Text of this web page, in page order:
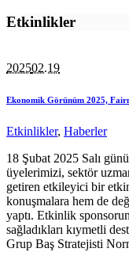
Etkinlikler
202502.19
Ekonomik Görünüm 2025,
Etkinlikler, Haberler
18 Şubat 2025 Salı
üyelerimizi, sektör
getiren etkileyici bir
konuşmalara hem de
yaptı. Etkinlik
sağladıkları kıymetli
Grup Baş Stratejisti